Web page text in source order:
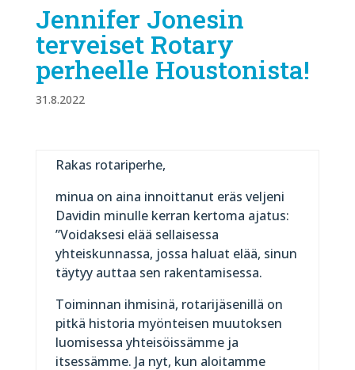
Jennifer Jonesin
terveiset Rotary
perheelle Houstonista!
31.8.2022
Rakas rotariperhe,
minua on aina innoittanut eräs veljeni
Davidin minulle kerran kertoma ajatus:
”Voidaksesi elää sellaisessa
yhteiskunnassa, jossa haluat elää, sinun
täytyy auttaa sen rakentamisessa.
Toiminnan ihmisinä, rotarijäsenillä on
pitkä historia myönteisen muutoksen
luomisessa yhteisöissämme ja
itsessämme. Ja nyt, kun aloitamme